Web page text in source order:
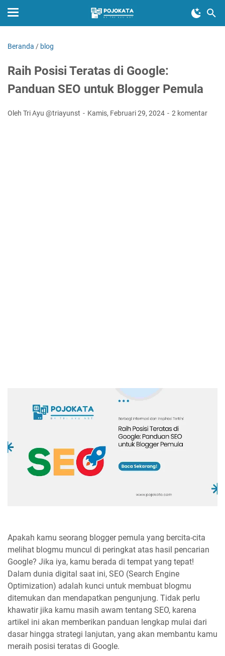
Beranda / blog
Raih Posisi Teratas di Google:
Panduan SEO untuk Blogger Pemula
Oleh Tri Ayu @triayunst Kamis, Februari 29, 2024 2 komentar
Apakah kamu seorang blogger pemula yang bercita-cita
melihat blogmu muncul di peringkat atas hasil pencarian
Google? Jika iya, kamu berada di tempat yang tepat!
Dalam dunia digital saat ini, SEO (Search Engine
Optimization) adalah kunci untuk membuat blogmu
ditemukan dan mendapatkan pengunjung. Tidak perlu
khawatir jika kamu masih awam tentang SEO, karena
artikel ini akan memberikan panduan lengkap mulai dari
dasar hingga strategi lanjutan, yang akan membantu kamu
meraih posisi teratas di Google.